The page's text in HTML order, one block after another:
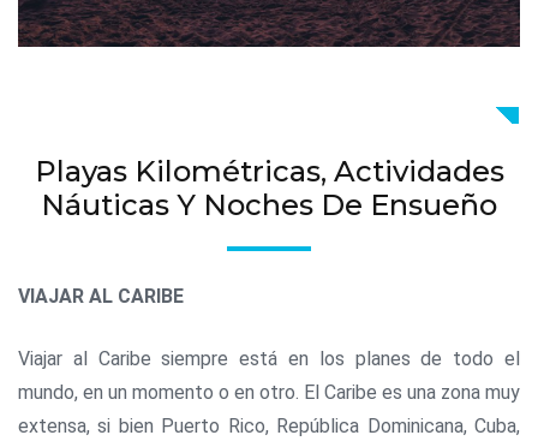
Playas Kilométricas, Actividades
Náuticas Y Noches De Ensueño
VIAJAR AL CARIBE
Viajar al Caribe siempre está en los planes de todo el
mundo, en un momento o en otro. El Caribe es una zona muy
extensa, si bien Puerto Rico, República Dominicana, Cuba,